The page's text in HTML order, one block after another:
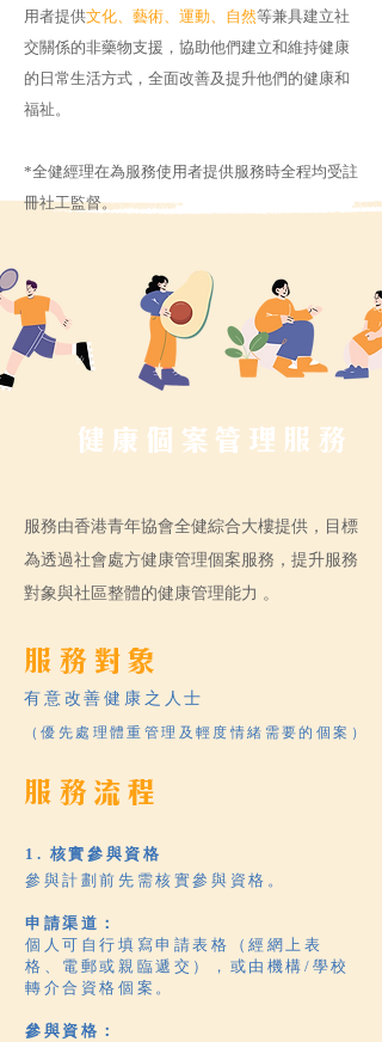
用者提供文化、藝術、運動、自然等兼具建立社
交關係的非藥物支援，協助他們建立和維持健康
的日常生活方式，全面改善及提升他們的健康和
福祉。
*全健經理在為服務使用者提供服務時全程均受註
冊社工監督。
健康個案管理服務
服務由香港青年協會全健綜合大樓提供，目標
為透過社會處方健康管理個案服務，提升服務
對象與社區整體的健康管理能力 。
服務對象
有意改善健康之人士
（優先處理體重管理及輕度情緒需要的個案）
服務流程
1. 核實參與資格
參與計劃前先需核實參與資格。
​申請渠道：
個人可自行填寫申請表格（經網上表
格、電郵或親臨遞交），或由機構/學校
轉介合資格個案。
參與資格：